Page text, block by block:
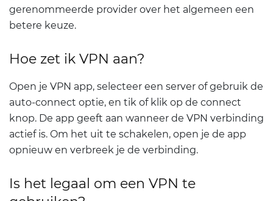
gerenommeerde provider over het algemeen een
betere keuze.
Hoe zet ik VPN aan?
Open je VPN app, selecteer een server of gebruik de
auto-connect optie, en tik of klik op de connect
knop. De app geeft aan wanneer de VPN verbinding
actief is. Om het uit te schakelen, open je de app
opnieuw en verbreek je de verbinding.
Is het legaal om een VPN te